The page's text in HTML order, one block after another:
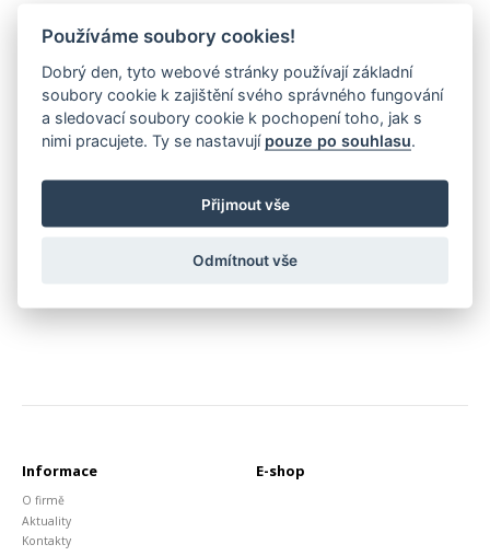
Kovové dilatace k podlahovým
815,00 Kč
Přechodový dilatační profil T
Informace
O firmě
Aktuality
Kontakty
E-shop
Používáme soubory cookies!
Dobrý den, tyto webové stránky používají základní
soubory cookie k zajištění svého správného fungování
a sledovací soubory cookie k pochopení toho, jak s
nimi pracujete. Ty se nastavují pouze po souhlasu.
Přijmout vše
Odmítnout vše